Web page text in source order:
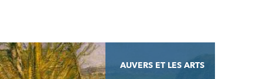
AUVERS ET LES ARTS